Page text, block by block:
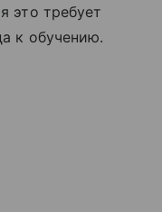
это требует
к обучению.